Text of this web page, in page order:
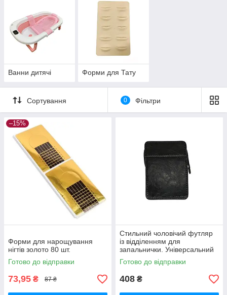
Ванни дитячі Форми для Тату
Сортування 0 Фільтри
–15%
Форми для нарощування
нігтів золото 80 шт.
Готово до відправки
73,95 ₴ 87 ₴
Стильний чоловічий футляр
із відділенням для
запальнички. Універсальний
аксесуар і подарунок
Готово до відправки
408 ₴